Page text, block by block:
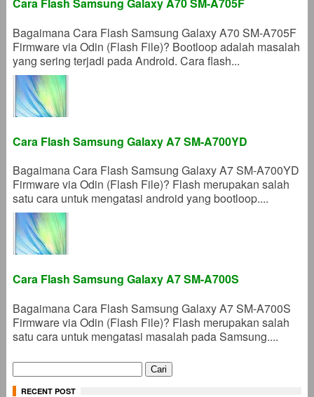
Cara Flash Samsung Galaxy A70 SM-A705F
Bagaimana Cara Flash Samsung Galaxy A70 SM-A705F
Firmware via Odin (Flash File)? Bootloop adalah masalah
yang sering terjadi pada Android. Cara flash...
Cara Flash Samsung Galaxy A7 SM-A700YD
Bagaimana Cara Flash Samsung Galaxy A7 SM-A700YD
Firmware via Odin (Flash File)? Flash merupakan salah
satu cara untuk mengatasi android yang bootloop....
Cara Flash Samsung Galaxy A7 SM-A700S
Bagaimana Cara Flash Samsung Galaxy A7 SM-A700S
Firmware via Odin (Flash File)? Flash merupakan salah
satu cara untuk mengatasi masalah pada Samsung....
Cari
untuk:
RECENT POST